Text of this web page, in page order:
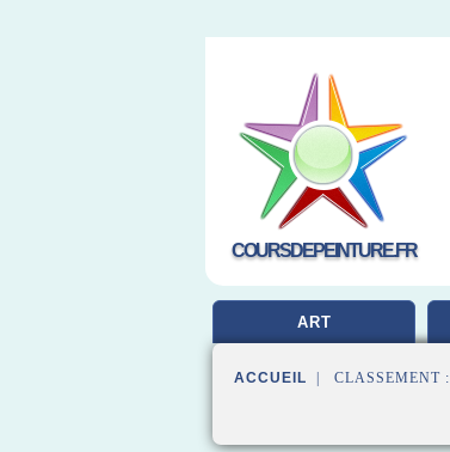
COURSDEPEINTURE.FR
ART
ACCUEIL | CLASSEMENT :